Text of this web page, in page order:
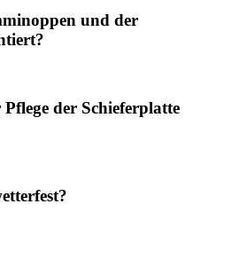
und der
der Schieferplatte